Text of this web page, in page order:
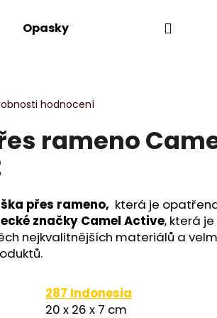
Opasky Hledat
hodnocení
rameno
přes rameno, která je
značky Camel Active, která
nejkvalitnějších materiálů a
287 Indonesia
20 x 26 x 7 cm